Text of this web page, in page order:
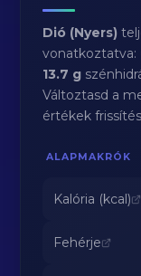
Dió (Nyers)
vonatkoztatva:
13.7 g
Változtasd a
értékek
ALAPMAKRÓK
Kalória (kcal)
Fehérje